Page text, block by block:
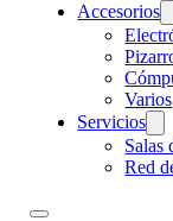
Accesorios
Varios
Servicios
Salas
Red